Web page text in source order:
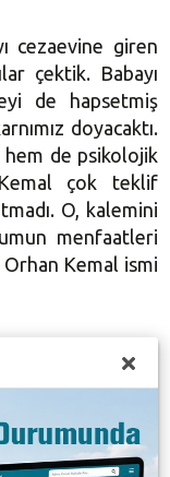
cezaevine giren
çektik. Babayı
de hapsetmiş
doyacaktı.
hem de psikolojik
Kemal çok teklif
O, kalemini
menfaatleri
Orhan Kemal ismi
ETKİSİ